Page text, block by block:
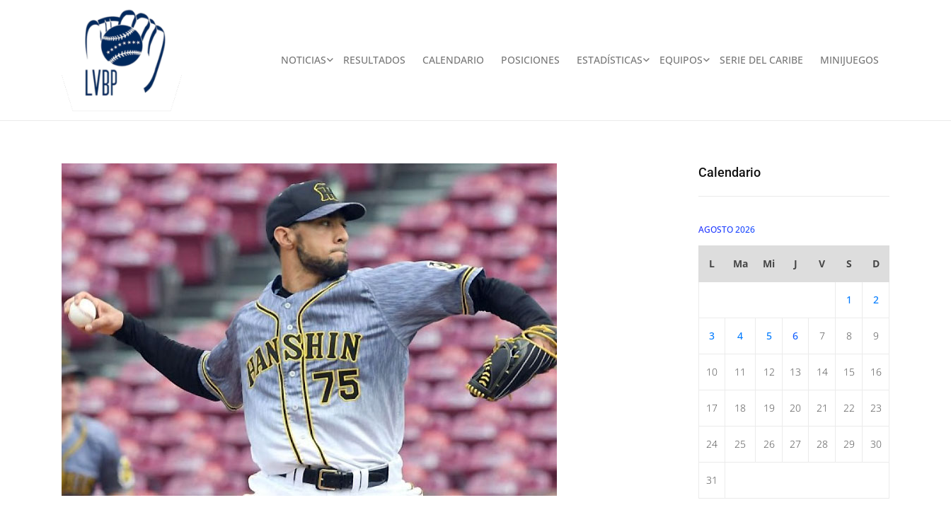
NOTICIAS RESULTADOS CALENDARIO POSICIONES ESTADÍSTICAS EQUIPOS SERIE DEL CARIBE MINIJUEGOS
Calendario
AGOSTO 2026
L Ma Mi J V S D
1 2
3 4 5 6 7 8 9
10 11 12 13 14 15 16
17 18 19 20 21 22 23
24 25 26 27 28 29 30
31